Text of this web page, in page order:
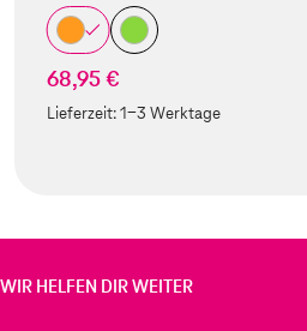
68,95 €
Lieferzeit:1-3 Werktage
WIR HELFEN DIR WEITER